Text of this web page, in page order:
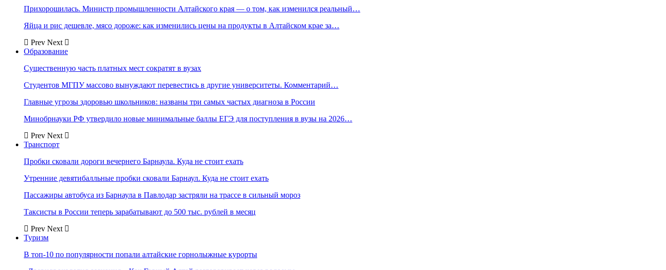
Прихорошилась. Министр промышленности Алтайского края — о том, как изменился реальный…
Яйца и рис дешевле, мясо дороже: как изменились цены на продукты в Алтайском крае за…
Prev Next
Образование
Существенную часть платных мест сократят в вузах
Студентов МГПУ массово вынуждают перевестись в другие университеты. Комментарий…
Главные угрозы здоровью школьников: названы три самых частых диагноза в России
Минобрнауки РФ утвердило новые минимальные баллы ЕГЭ для поступления в вузы на 2026…
Prev Next
Транспорт
Пробки сковали дороги вечернего Барнаула. Куда не стоит ехать
Утренние девятибалльные пробки сковали Барнаул. Куда не стоит ехать
Пассажиры автобуса из Барнаула в Павлодар застряли на трассе в сильный мороз
Таксисты в России теперь зарабатывают до 500 тыс. рублей в месяц
Prev Next
Туризм
В топ-10 по популярности попали алтайские горнолыжные курорты